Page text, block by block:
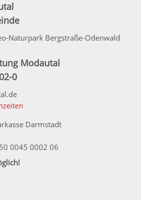
Naturpark Bergstraße-Odenwald
Modautal
0
Darmstadt
0045 0002 06